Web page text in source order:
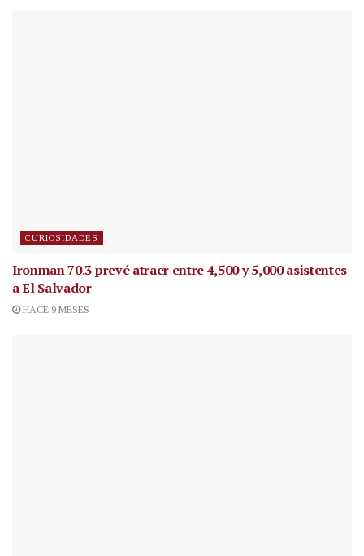
CURIOSIDADES
Ironman 70.3 prevé atraer entre 4,500 y 5,000 asistentes
a El Salvador
HACE 9 MESES